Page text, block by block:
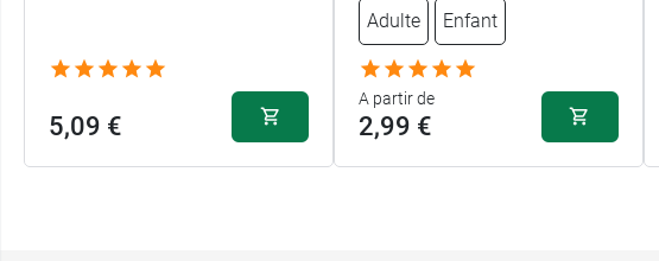
5,09 €
Adulte Enfant
A partir de
2,99 €